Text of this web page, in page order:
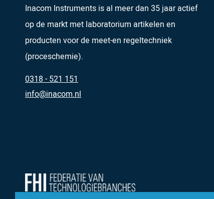
Inacom Instruments is al meer dan 35 jaar actief
op de markt met laboratorium artikelen en
producten voor de meet-en regeltechniek
(proceschemie).
0318 - 521 151
info@inacom.nl